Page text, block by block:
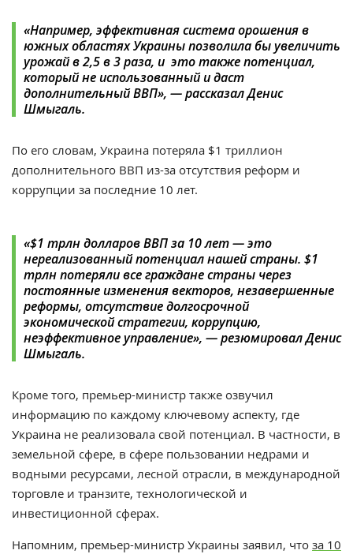
«Например, эффективная система орошения в
южных областях Украины позволила бы увеличить
урожай в 2,5 в 3 раза, и это также потенциал,
который не использованный и даст
дополнительный ВВП», — рассказал Денис
Шмыгаль.
По его словам, Украина потеряла $1 триллион
дополнительного ВВП из-за отсутствия реформ и
коррупции за последние 10 лет.
«$1 трлн долларов ВВП за 10 лет — это
нереализованный потенциал нашей страны. $1
трлн потеряли все граждане страны через
постоянные изменения векторов, незавершенные
реформы, отсутствие долгосрочной
экономической стратегии, коррупцию,
неэффективное управление», — резюмировал Денис
Шмыгаль.
Кроме того, премьер-министр также озвучил
информацию по каждому ключевому аспекту, где
Украина не реализовала свой потенциал. В частности, в
земельной сфере, в сфере пользовании недрами и
водными ресурсами, лесной отрасли, в международной
торговле и транзите, технологической и
инвестиционной сферах.
Напомним, премьер-министр Украины заявил, что за 10